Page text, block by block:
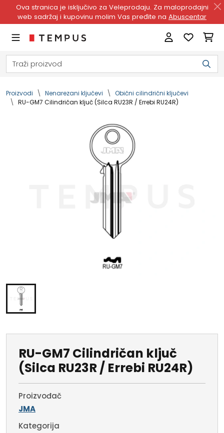
Ova stranica je isključivo za Veleprodaju. Za maloprodajni
web sadržaj i kupovinu molim Vas pređite na Abuscentar
Proizvodi Nenarezani ključevi
Obični cilindrični ključevi
RU-GM7 Cilindričan ključ (Silca RU23R / Errebi RU24R)
RU-GM7 Cilindričan ključ
(Silca RU23R / Errebi RU24R)
Proizvođač
JMA
Kategorija